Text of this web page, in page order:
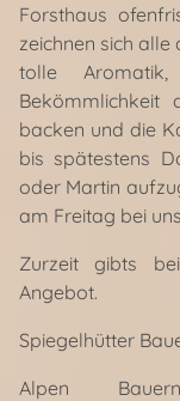
Forsthaus
zeichnen sich
tolle
backen und die
bis spätestens
oder Martin
am Freitag bei
Zurzeit gibts
Angebot.
Spiegelhütter
Alpen